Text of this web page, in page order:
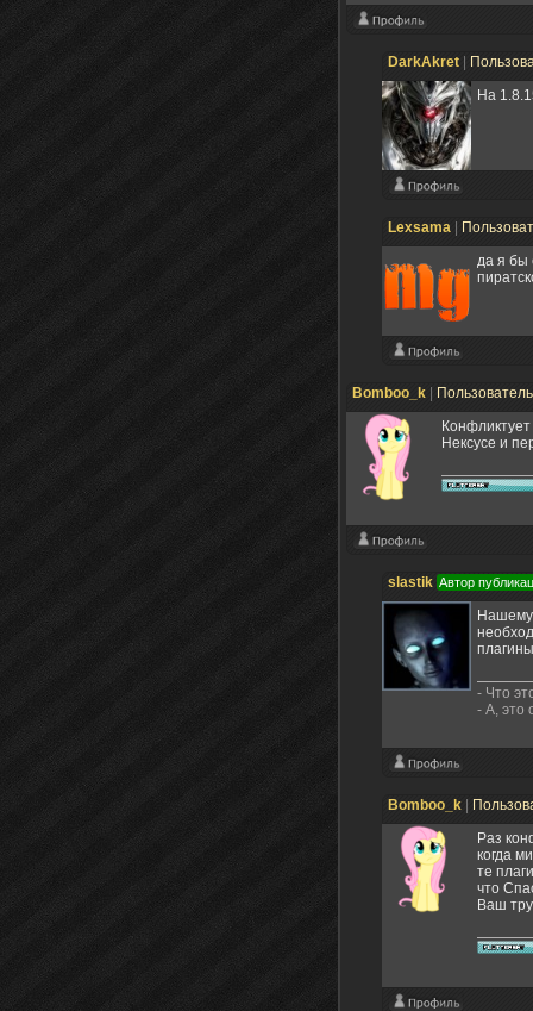
DarkAkret
На
Lexsama
да я бы
Bomboo_k
Нексусе и
slastik Автор
Нашему
- Что
- А, это
Bomboo_k
Раз
когда
те
что
Ваш